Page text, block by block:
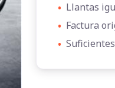
• Llantas
• Factura
•